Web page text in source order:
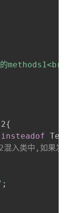
{
insteadof
类中,如果发
;